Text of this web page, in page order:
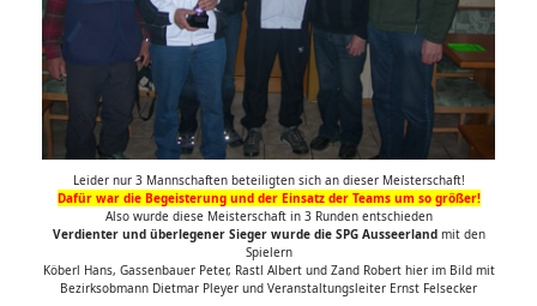
Leider nur 3 Mannschaften beteiligten sich an dieser Meisterschaft!
Dafür war die Begeisterung und der Einsatz der Teams um so größer!
Also wurde diese Meisterschaft in 3 Runden entschieden
Verdienter und überlegener Sieger wurde die SPG Ausseerland mit den
Spielern
Köberl Hans, Gassenbauer Peter, Rastl Albert und Zand Robert hier im Bild mit
Bezirksobmann Dietmar Pleyer und Veranstaltungsleiter Ernst Felsecker